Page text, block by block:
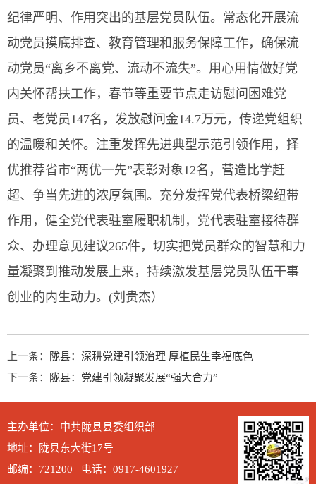
纪律严明、作用突出的基层党员队伍。常态化开展流
动党员摸底排查、教育管理和服务保障工作，确保流
动党员“离乡不离党、流动不流失”。用心用情做好党
内关怀帮扶工作，春节等重要节点走访慰问困难党
员、老党员147名，发放慰问金14.7万元，传递党组织
的温暖和关怀。注重发挥先进典型示范引领作用，择
优推荐省市“两优一先”表彰对象12名，营造比学赶
超、争当先进的浓厚氛围。充分发挥党代表桥梁纽带
作用，健全党代表驻室履职机制，党代表驻室接待群
众、办理意见建议265件，切实把党员群众的智慧和力
量凝聚到推动发展上来，持续激发基层党员队伍干事
创业的内生动力。(刘贵杰）
上一条：
陇县：深耕党建引领治理 厚植民生幸福底色
下一条：
陇县：党建引领凝聚发展“强大合力”
主办单位：中共陇县县委组织部
地址：陇县东大街17号
邮编：721200 电话：0917-4601927